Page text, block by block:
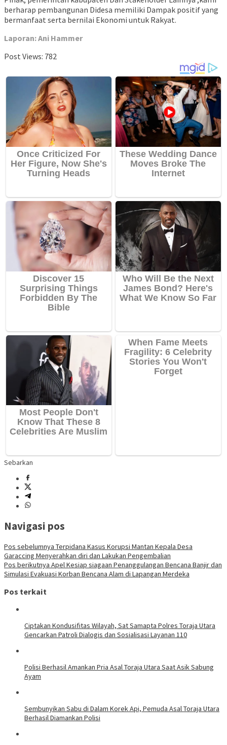
berharap pembangunan Didesa memiliki Dampak positif yang
bermanfaat serta bernilai Ekonomi untuk Rakyat.
Laporan: Ani Hammer
Post Views: 782
Sebarkan
Navigasi pos
Pos sebelumnya Terpidana Kasus Korupsi Mantan Kepala Desa
Garaccing Menyerahkan diri dan Lakukan Pengembalian
Pos berikutnya Apel Kesiap siagaan Penanggulangan Bencana Banjir dan
Simulasi Evakuasi Korban Bencana Alam di Lapangan Merdeka
Pos terkait
Ciptakan Kondusifitas Wilayah, Sat Samapta Polres Toraja Utara
Gencarkan Patroli Dialogis dan Sosialisasi Layanan 110
Polisi Berhasil Amankan Pria Asal Toraja Utara Saat Asik Sabung
Ayam
Sembunyikan Sabu di Dalam Korek Api, Pemuda Asal Toraja Utara
Berhasil Diamankan Polisi